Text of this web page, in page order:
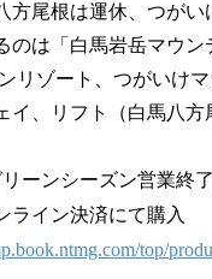
尾根は運休、つが
は「白馬岩岳マウン
リゾート、つがいけ
、リフト（白馬八
ーンシーズン営業終
ライン決済にて購入
top/